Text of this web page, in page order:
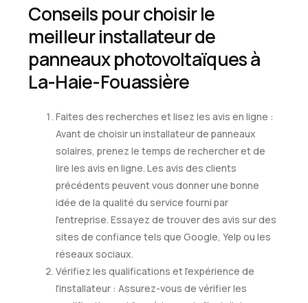
Conseils pour choisir le
meilleur installateur de
panneaux photovoltaïques à
La-Haie-Fouassière
Faites des recherches et lisez les avis en ligne :
Avant de choisir un installateur de panneaux
solaires, prenez le temps de rechercher et de
lire les avis en ligne. Les avis des clients
précédents peuvent vous donner une bonne
idée de la qualité du service fourni par
l'entreprise. Essayez de trouver des avis sur des
sites de confiance tels que Google, Yelp ou les
réseaux sociaux.
Vérifiez les qualifications et l'expérience de
l'installateur : Assurez-vous de vérifier les